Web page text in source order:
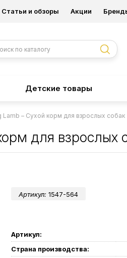
Статьи и обзоры Акции
Детские товары
Lamb – Сухой корм для взрослых собак
для взрослых
Артикул: 1547-564
Артикул:
Страна производства: